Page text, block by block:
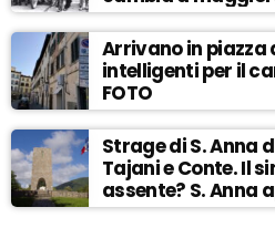
Arrivano in piazza
intelligenti per il
FOTO
Strage di S. Anna
Tajani e Conte. Il
assente? S. Anna
ASCOLTA